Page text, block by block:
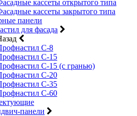
кассеты открытого типа
кассеты закрытого типа
панели
для фасада
С-8
С-15
С-15 (с гранью)
С-20
С-35
С-60
панели